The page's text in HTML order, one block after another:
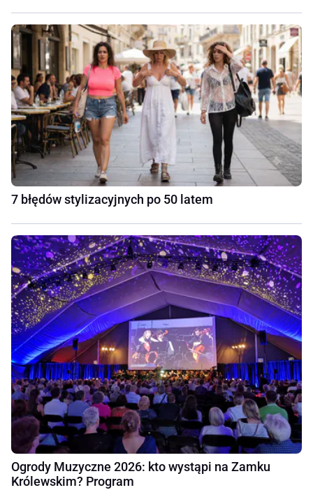
7 błędów stylizacyjnych po 50 latem
Ogrody Muzyczne 2026: kto wystąpi na Zamku
Królewskim? Program